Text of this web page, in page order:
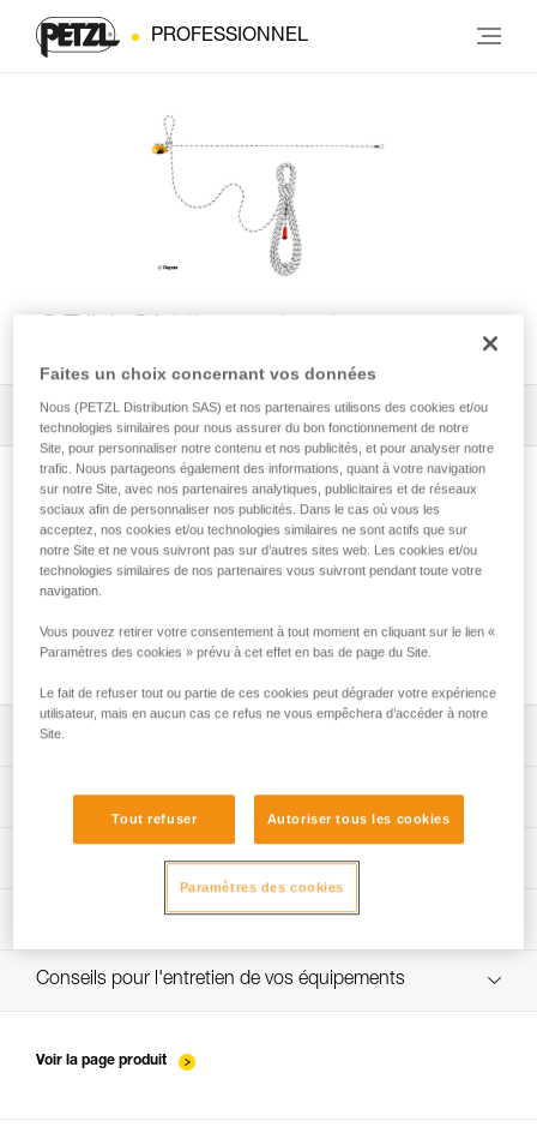
PROFESSIONNEL
Tous les conseils techniques 1 Filtrer
plus d’une personne
Technical Notice
Technical Notice
App pour contrôler et suivre vos EPI
Procédure de vérification EPI
verif EPI-GRILLON-procedure-FR
Fiche de suivi EPI
verif EPI-GRILLON-suivi-FR
Conseils pour l'entretien de vos équipements
Voir la page produit
Faites un choix concernant vos données
Nous (PETZL Distribution SAS) et nos partenaires utilisons des cookies et/ou
technologies similaires pour nous assurer du bon fonctionnement de notre
Site, pour personnaliser notre contenu et nos publicités, et pour analyser notre
trafic. Nous partageons également des informations, quant à votre navigation
sur notre Site, avec nos partenaires analytiques, publicitaires et de réseaux
sociaux afin de personnaliser nos publicités. Dans le cas où vous les
acceptez, nos cookies et/ou technologies similaires ne sont actifs que sur
notre Site et ne vous suivront pas sur d’autres sites web. Les cookies et/ou
technologies similaires de nos partenaires vous suivront pendant toute votre
navigation.
Vous pouvez retirer votre consentement à tout moment en cliquant sur le lien «
Paramètres des cookies » prévu à cet effet en bas de page du Site.
Le fait de refuser tout ou partie de ces cookies peut dégrader votre expérience
utilisateur, mais en aucun cas ce refus ne vous empêchera d’accéder à notre
Site.
Tout refuser Autoriser tous les cookies
Paramètres des cookies